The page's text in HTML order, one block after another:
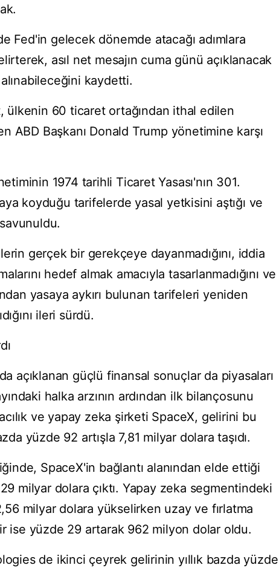
Fed'in gelecek dönemde atacağı adımlara
asıl net mesajın cuma günü açıklanacak
kaydetti.
ülkenin 60 ticaret ortağından ithal edilen
ABD Başkanı Donald Trump yönetimine karşı
1974 tarihli Ticaret Yasası'nın 301.
koyduğu tarifelerde yasal yetkisini aştığı ve
gerçek bir gerekçeye dayanmadığını, iddia
hedef almak amacıyla tasarlanmadığını ve
yasaya aykırı bulunan tarifeleri yeniden
ileri sürdü.
açıklanan güçlü finansal sonuçlar da piyasaları
halka arzının ardından ilk bilançosunu
ve yapay zeka şirketi SpaceX, gelirini bu
yüzde 92 artışla 7,81 milyar dolara taşıdı.
SpaceX'in bağlantı alanından elde ettiği
milyar dolara çıktı. Yapay zeka segmentindeki
milyar dolara yükselirken uzay ve fırlatma
ise yüzde 29 artarak 962 milyon dolar oldu.
de ikinci çeyrek gelirinin yıllık bazda yüzde